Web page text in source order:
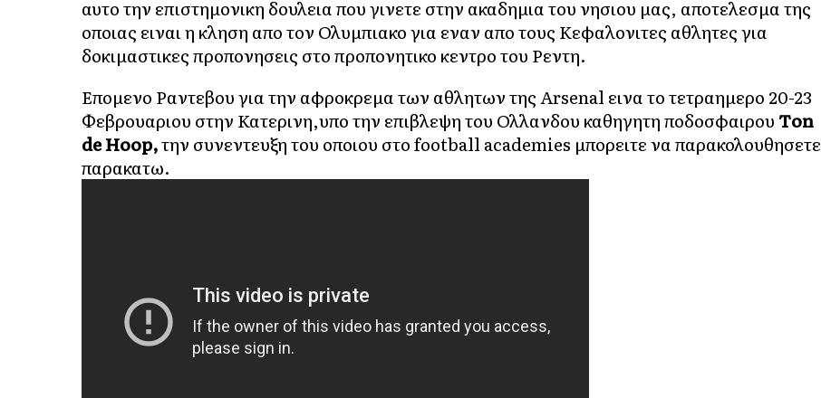
αυτο την επιστημονικη δουλεια που γινετε στην ακαδημια του νησιου μας, αποτελεσμα της
οποιας ειναι η κληση απο τον Ολυμπιακο για εναν απο τους Κεφαλονιτες αθλητες για
δοκιμαστικες προπονησεις στο προπονητικο κεντρο του Ρεντη.
Επομενο Ραντεβου για την αφροκρεμα των αθλητων της Αrsenal εινα το τετραημερο 20-23
Φεβρουαριου στην Κατερινη,υπο την επιβλεψη του Ολλανδου καθηγητη ποδοσφαιρου Τon
de Hoop,την συνεντευξη του οποιου στο football academies μπορειτε να παρακολουθησετε
παρακατω.